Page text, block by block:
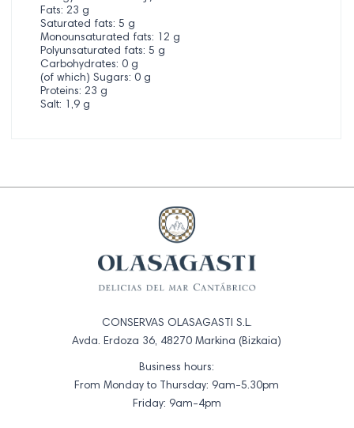
Fats: 23 g
Saturated fats: 5 g
Monounsaturated fats: 12 g
Polyunsaturated fats: 5 g
Carbohydrates: 0 g
(of which) Sugars: 0 g
Proteins: 23 g
Salt: 1,9 g
CONSERVAS OLASAGASTI S.L.
Avda. Erdoza 36, 48270 Markina (Bizkaia)
Business hours:
From Monday to Thursday: 9am-5.30pm
Friday: 9am-4pm